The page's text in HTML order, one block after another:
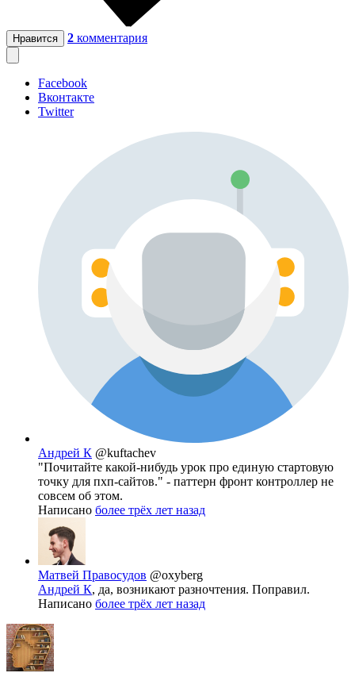
Нравится 2 комментария
Facebook
Вконтакте
Twitter
Андрей К @kuftachev
"Почитайте какой-нибудь урок про единую стартовую
точку для пхп-сайтов." - паттерн фронт контроллер не
совсем об этом.
Написано более трёх лет назад
Матвей Правосудов @oxyberg
Андрей К, да, возникают разночтения. Поправил.
Написано более трёх лет назад